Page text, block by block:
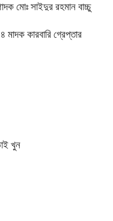
মোঃ সাইদুর রহমান বাচ্চু
মাদক কারবারি গ্রেপ্তার
খুন